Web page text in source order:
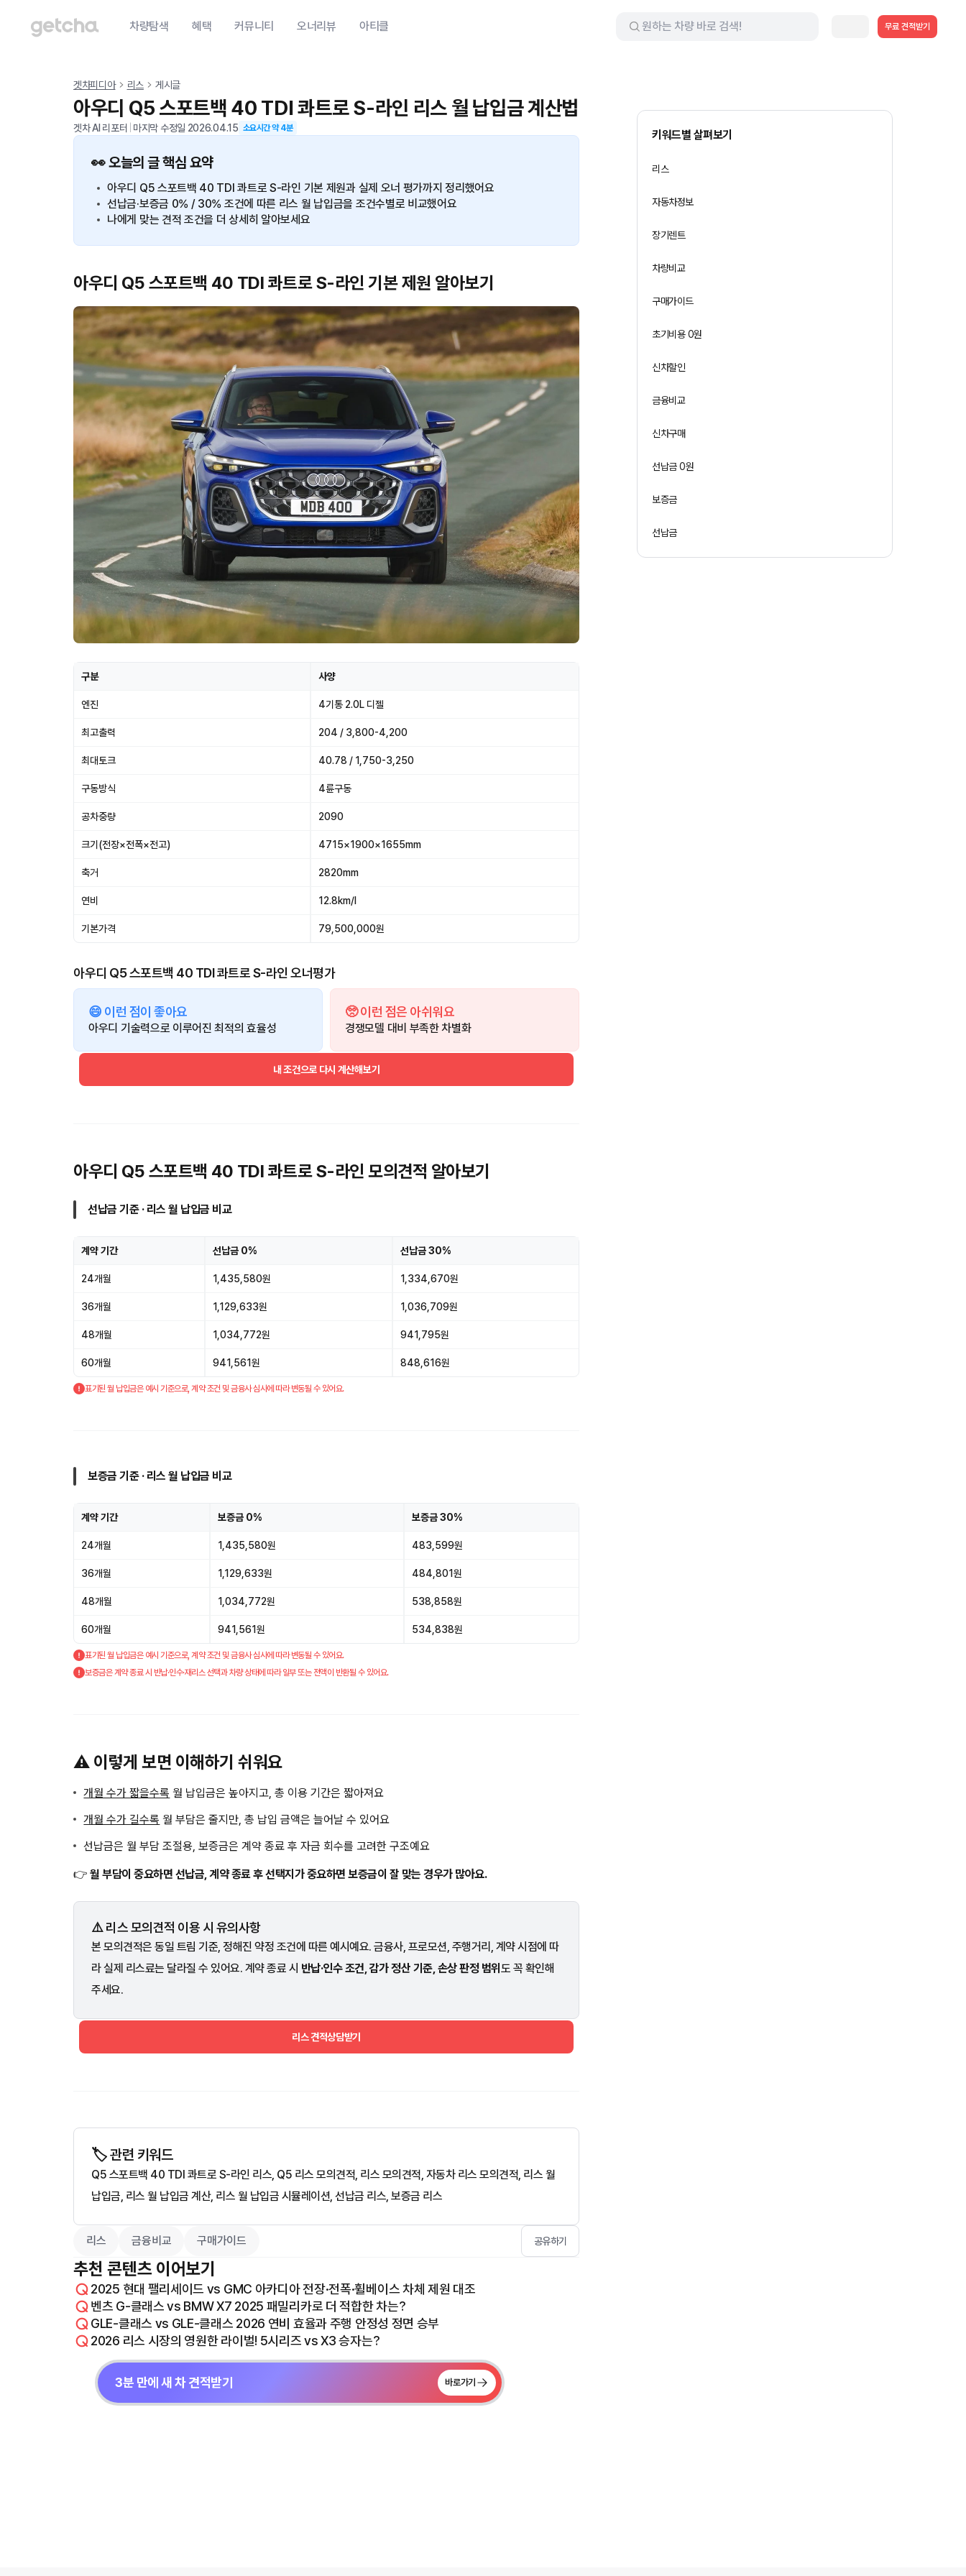
차량탐색 혜택 커뮤니티 오너리뷰 아티클 무료 견적받기
겟차피디아 리스 게시글
아우디 Q5 스포트백 40 TDI 콰트로 S-라인 리스 월 납입금 계산법
겟차 AI 리포터 마지막 수정일 2026.04.15 소요시간 약4분
👀 오늘의 글 핵심 요약
아우디 Q5 스포트백 40 TDI 콰트로 S-라인 기본 제원과 실제 오너 평가까지 정리했어요
선납금·보증금 0% / 30% 조건에 따른 리스 월 납입금을 조건수별로 비교했어요
나에게 맞는 견적 조건을 더 상세히 알아보세요
아우디 Q5 스포트백 40 TDI 콰트로 S-라인 기본 제원 알아보기
구분 사양
엔진 4기통 2.0L 디젤
최고출력 204 / 3,800-4,200
최대토크 40.78 / 1,750-3,250
구동방식 4륜구동
공차중량 2090
크기(전장×전폭×전고) 4715×1900×1655mm
축거 2820mm
연비 12.8km/l
기본가격 79,500,000원
아우디 Q5 스포트백 40 TDI 콰트로 S-라인 오너평가
😄 이런 점이 좋아요
아우디 기술력으로 이루어진 최적의 효율성
🥺 이런 점은 아쉬워요
경쟁모델 대비 부족한 차별화
내 조건으로 다시 계산해보기
아우디 Q5 스포트백 40 TDI 콰트로 S-라인 모의견적 알아보기
선납금 기준 · 리스 월 납입금 비교
계약 기간 선납금 0% 선납금 30%
24개월 1,435,580원 1,334,670원
36개월 1,129,633원 1,036,709원
48개월 1,034,772원 941,795원
60개월 941,561원 848,616원
표기된 월 납입금은 예시 기준으로, 계약 조건 및 금융사 심사에 따라 변동될 수 있어요.
보증금 기준 · 리스 월 납입금 비교
계약 기간 보증금 0% 보증금 30%
24개월 1,435,580원 483,599원
36개월 1,129,633원 484,801원
48개월 1,034,772원 538,858원
60개월 941,561원 534,838원
표기된 월 납입금은 예시 기준으로, 계약 조건 및 금융사 심사에 따라 변동될 수 있어요.
보증금은 계약 종료 시 반납·인수·재리스 선택과 차량 상태에 따라 일부 또는 전액이 반환될 수 있어요.
⚠️ 이렇게 보면 이해하기 쉬워요
개월 수가 짧을수록 월 납입금은 높아지고, 총 이용 기간은 짧아져요
개월 수가 길수록 월 부담은 줄지만, 총 납입 금액은 늘어날 수 있어요
선납금은 월 부담 조절용, 보증금은 계약 종료 후 자금 회수를 고려한 구조예요
👉 월 부담이 중요하면 선납금, 계약 종료 후 선택지가 중요하면 보증금이 잘 맞는 경우가 많아요.
⚠️ 리스 모의견적 이용 시 유의사항
본 모의견적은 동일 트림 기준, 정해진 약정 조건에 따른 예시예요. 금융사, 프로모션, 주행거리, 계약 시점에 따
라 실제 리스료는 달라질 수 있어요. 계약 종료 시 반납·인수 조건, 감가 정산 기준, 손상 판정 범위 도 꼭 확인해
주세요.
리스 견적상담받기
🏷️ 관련 키워드
Q5 스포트백 40 TDI 콰트로 S-라인 리스, Q5 리스 모의견적, 리스 모의견적, 자동차 리스 모의견적, 리스 월
납입금, 리스 월 납입금 계산, 리스 월 납입금 시뮬레이션, 선납금 리스, 보증금 리스
리스 금융비교 구매가이드 공유하기
추천 콘텐츠 이어보기
2025 현대 팰리세이드 vs GMC 아카디아 전장·전폭·휠베이스 차체 제원 대조
벤츠 G-클래스 vs BMW X7 2025 패밀리카로 더 적합한 차는?
GLE-클래스 vs GLE-클래스 2026 연비 효율과 주행 안정성 정면 승부
2026 리스 시장의 영원한 라이벌! 5시리즈 vs X3 승자는?
3분 만에 새 차 견적받기 바로가기
키워드별 살펴보기
리스
자동차정보
장기렌트
차량비교
구매가이드
초기비용 0원
신차할인
금융비교
신차구매
선납금 0원
보증금
선납금